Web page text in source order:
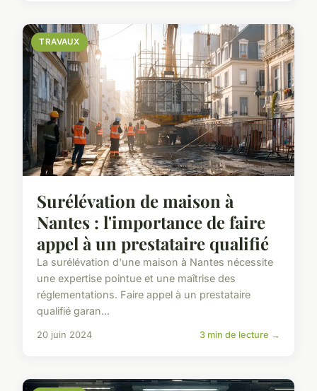
TRAVAUX
Surélévation de maison à
Nantes : l'importance de faire
appel à un prestataire qualifié
La surélévation d'une maison à Nantes nécessite
une expertise pointue et une maîtrise des
réglementations. Faire appel à un prestataire
qualifié garan...
20 juin 2024 3 min de lecture →